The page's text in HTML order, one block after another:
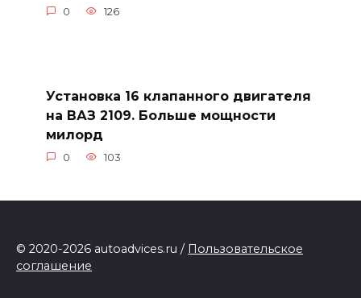
0 126
Установка 16 клапанного двигателя
на ВАЗ 2109. Больше мощности
милорд
0 103
© 2020-2026 autoadvices.ru / Пользовательское
соглашение